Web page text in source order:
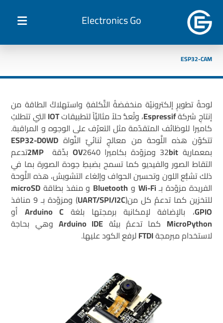
Electronics Go
ESP32-CAM
لوحةُ تطويرٍ إلكترونيّة منخفضةُ التَّكلفةِ واستهلاكُ الطاقة من
إنتاجِ شركةEspressif، وتُعدُّ حلاً مثاليَّاً لتطبيقاتIOT التي تتطلبُ
كاميرا للوظائف المتقدّمة مثل التعرّف على الوجوه و المراقبة.
تتكوّن هذه اللَّوحة من معالجٍ ثنائيِّ النَّواة ESP32-D0WD
بمعمارية 32 bit ومزوّدة بكاميرا OV2640 بدِّقة 2MPتدعم
التقاط الصور والفيديو كما تسمح بضبطِ جودة الصورة بما في
ذلك تشبُّع اللون وتحسين الحواف وإلغاء التشويش، هذه اللَّوحة
الفريدة مزوّدة بـWi-Fi و Bluetooth و منفذ بطاقة microSD
للتخزين كما تدعمُ كل من(UART/SPI/I2C) ومزوّدة بـ 9 منافذ
GPIO، بالإضافة لإمكانية برمجتها بلغة Arduino C أو
MicroPython كما تدعمُ بيئة Arduino IDEوهي بحاجة
لاستخدام مبرمجةFTDIلرفع الكود عليها.